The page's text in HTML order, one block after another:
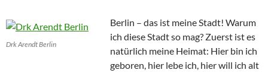
Drk Arendt Berlin
Berlin – das ist meine Stadt! Warum
ich diese Stadt so mag? Zuerst ist es
natürlich meine Heimat: Hier bin ich
geboren, hier lebe ich, hier will ich alt